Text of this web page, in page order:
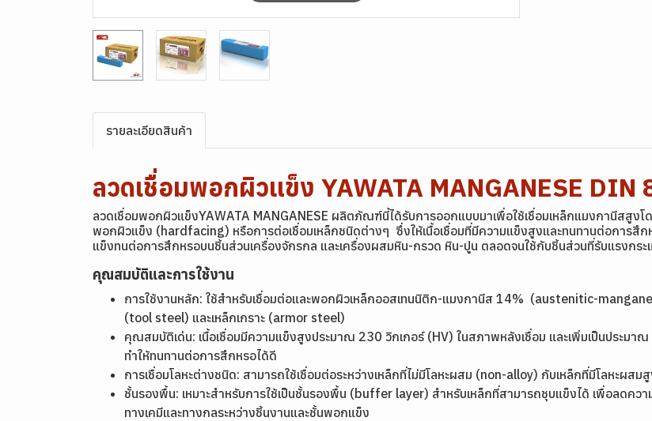
รายละเอียดสินค้า
ลวดเชื่อมพอกผิวแข็ง YAWATA MANGANESE
ลวดเชื่อมพอกผิวแข็งYAWATA MANGANESE ผลิตภัณฑ์นี้ได้รับการออกแบบมาเพื่อใช้เชื่อมเหล็กแมงกานีสสูงโ
พอกผิวแข็ง (hardfacing) หรือการต่อเชื่อมเหล็กชนิดต่างๆ ซึ่งให้เนื้อเชื่อมที่มีความแข็งสูงและทนทานต่อการสึกห
แข็งทนต่อการสึกหรอบนชิ้นส่วนเครื่องจักรกล และเครื่องผสมหิน-กรวด หิน-ปูน ตลอดจนใช้กับชิ้นส่วนที่รับแรงกร
คุณสมบัติและการใช้งาน
การใช้งานหลัก: ใช้สำหรับเชื่อมต่อและพอกผิวเหล็กออสเทนนิติก-แมงกานีส 14% (austenitic-
(tool steel) และเหล็กเกราะ (armor steel)
คุณสมบัติเด่น: เนื้อเชื่อมมีความแข็งสูงประมาณ 230 วิกเกอร์ (HV) ในสภาพหลังเชื่อม และเพิ่มเป็นประม
ทำให้ทนทานต่อการสึกหรอได้ดี
การเชื่อมโลหะต่างชนิด: สามารถใช้เชื่อมต่อระหว่างเหล็กที่ไม่มีโลหะผสม (non-alloy) กับเหล็กที่มีโลหะผสม
ชั้นรองพื้น: เหมาะสำหรับการใช้เป็นชั้นรองพื้น (buffer layer) สำหรับเหล็กที่สามารถชุบแข็งได้ เพื่อลดค
ทางเคมีและทางกลระหว่างชิ้นงานและชั้นพอกแข็ง